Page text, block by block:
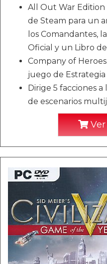
All Out War
de Steam para un
los Comandantes,
Oficial y un Libro
Company of
juego de
Dirige 5 facciones
de escenarios
Ver